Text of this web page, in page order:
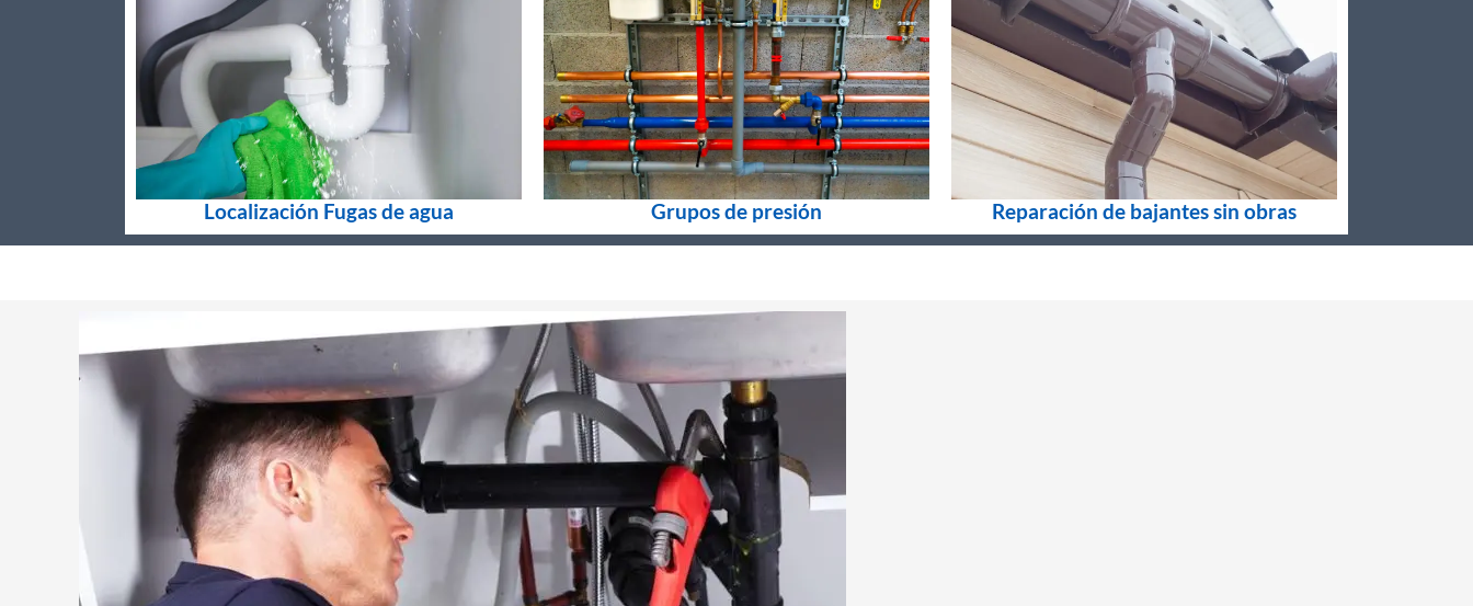
Localización Fugas de agua Grupos de presión Reparación de bajantes sin obras